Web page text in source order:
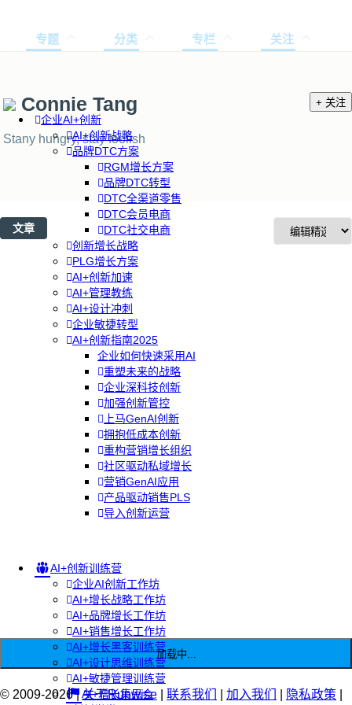
企业AI+创新
AI+创新战略
品牌DTC方案
RGM增长方案
品牌DTC转型
DTC全渠道零售
DTC会员电商
DTC社交电商
创新增长战略
PLG增长方案
AI+创新加速
AI+管理教练
AI+设计冲刺
企业敏捷转型
AI+创新指南2025
企业如何快速采用AI
重塑未来的战略
企业深科技创新
加强创新管控
上马GenAI创新
拥抱低成本创新
重构营销增长组织
社区驱动私域增长
营销GenAI应用
产品驱动销售PLS
导入创新运营
AI+创新训练营
企业AI创新工作坊
AI+增长战略工作坊
AI+品牌增长工作坊
AI+销售增长工作坊
AI+增长黑客训练营
AI+设计思维训练营
AI+敏捷管理训练营
AI+增长集思会
专题 分类 专栏 关注
Connie Tang + 关注
Stany hungry, stay foolish
文章
加载中...
© 2009-2026 |关于Runwise 联系我们 加入我们 隐私政策